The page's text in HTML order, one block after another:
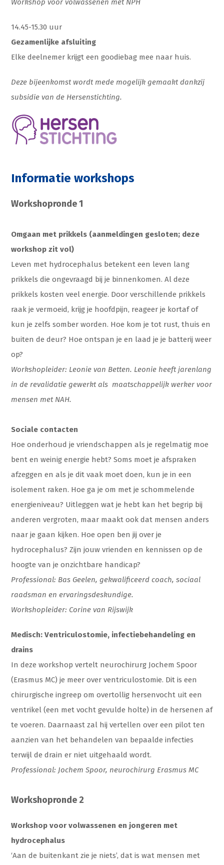
14.45-15.30 uur
Gezamenlijke afsluiting
Elke deelnemer krijgt een goodiebag mee naar huis.
Deze bijeenkomst wordt mede mogelijk gemaakt dankzij
subsidie van de Hersenstichting.
Informatie workshops
Workshopronde 1
Omgaan met prikkels (aanmeldingen gesloten; deze
workshop zit vol)
Leven met hydrocephalus betekent een leven lang
prikkels die ongevraagd bij je binnenkomen. Al deze
prikkels kosten veel energie. Door verschillende prikkels
raak je vermoeid, krijg je hoofdpijn, reageer je kortaf of
kun je zelfs somber worden. Hoe kom je tot rust, thuis en
buiten de deur? Hoe ontspan je en laad je je batterij weer
op?
Workshopleider: Leonie van Betten. Leonie heeft jarenlang
in de revalidatie gewerkt als maatschappelijk werker voor
mensen met NAH.
Sociale contacten
Hoe onderhoud je vriendschappen als je regelmatig moe
bent en weinig energie hebt? Soms moet je afspraken
afzeggen en als je dit vaak moet doen, kun je in een
isolement raken. Hoe ga je om met je schommelende
energieniveau? Uitleggen wat je hebt kan het begrip bij
anderen vergroten, maar maakt ook dat mensen anders
naar je gaan kijken. Hoe open ben jij over je
hydrocephalus? Zijn jouw vrienden en kennissen op de
hoogte van je onzichtbare handicap?
Professional: Bas Geelen, gekwalificeerd coach, sociaal
raadsman en ervaringsdeskundige.
Workshopleider: Corine van Rijswijk
Medisch: Ventriculostomie, infectiebehandeling en
drains
In deze workshop vertelt neurochirurg Jochem Spoor
(Erasmus MC) je meer over ventriculostomie. Dit is een
chirurgische ingreep om overtollig hersenvocht uit een
ventrikel (een met vocht gevulde holte) in de hersenen af
​​te voeren. Daarnaast zal hij vertellen over een pilot ten
aanzien van het behandelen van bepaalde infecties
terwijl de drain er niet uitgehaald wordt.
Professional: Jochem Spoor, neurochirurg Erasmus MC
Workshopronde 2
Workshop voor volwassenen en jongeren met
hydrocephalus
‘Aan de buitenkant zie je niets’, dat is wat mensen met